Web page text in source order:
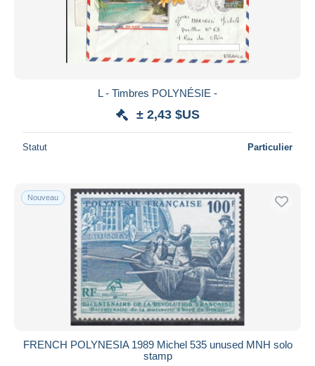
L - Timbres POLYNÉSIE -
± 2,43 $US
Statut Particulier
Nouveau
FRENCH POLYNESIA 1989 Michel 535 unused MNH solo
stamp